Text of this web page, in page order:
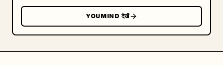
YOUMIND देखें